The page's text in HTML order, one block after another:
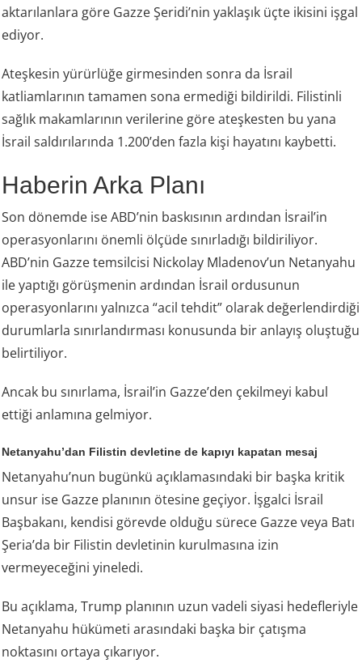
aktarılanlara göre Gazze Şeridi’nin yaklaşık üçte ikisini işgal
ediyor.
Ateşkesin yürürlüğe girmesinden sonra da İsrail
katliamlarının tamamen sona ermediği bildirildi. Filistinli
sağlık makamlarının verilerine göre ateşkesten bu yana
İsrail saldırılarında 1.200’den fazla kişi hayatını kaybetti.
Haberin Arka Planı
Son dönemde ise ABD’nin baskısının ardından İsrail’in
operasyonlarını önemli ölçüde sınırladığı bildiriliyor.
ABD’nin Gazze temsilcisi Nickolay Mladenov’un Netanyahu
ile yaptığı görüşmenin ardından İsrail ordusunun
operasyonlarını yalnızca “acil tehdit” olarak değerlendirdiği
durumlarla sınırlandırması konusunda bir anlayış oluştuğu
belirtiliyor.
Ancak bu sınırlama, İsrail’in Gazze’den çekilmeyi kabul
ettiği anlamına gelmiyor.
Netanyahu’dan Filistin devletine de kapıyı kapatan mesaj
Netanyahu’nun bugünkü açıklamasındaki bir başka kritik
unsur ise Gazze planının ötesine geçiyor. İşgalci İsrail
Başbakanı, kendisi görevde olduğu sürece Gazze veya Batı
Şeria’da bir Filistin devletinin kurulmasına izin
vermeyeceğini yineledi.
Bu açıklama, Trump planının uzun vadeli siyasi hedefleriyle
Netanyahu hükümeti arasındaki başka bir çatışma
noktasını ortaya çıkarıyor.